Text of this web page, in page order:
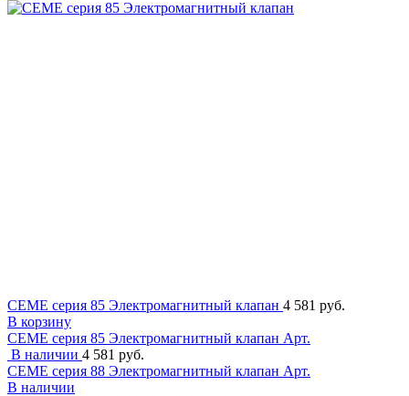
CEME серия 85 Электромагнитный клапан 4 581 руб.
В корзину
CEME серия 85 Электромагнитный клапан Арт.
В наличии 4 581 руб.
CEME серия 88 Электромагнитный клапан Арт.
В наличии